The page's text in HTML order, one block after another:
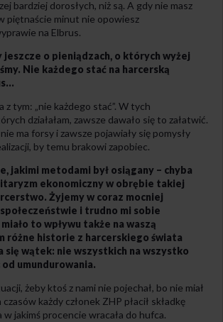
bardziej dorosłych, niż są. A gdy nie masz
piętnaście minut nie opowiesz
na Elbrus.
jeszcze o pieniądzach, o których wyżej
Nie każdego stać na harcerską
z tym: „nie każdego stać”. W tych
działałam, zawsze dawało się to załatwić.
ma forsy i zawsze pojawiały się pomysły
by temu brakowi zapobiec.
jakimi metodami był osiągany – chyba
ekonomiczny w obrębie takiej
Żyjemy w coraz mocniej
i trudno mi sobie
to wpływu także na waszą
różne historie z harcerskiego świata
się wątek: nie wszystkich na wszystko
umundurowania.
żeby ktoś z nami nie pojechał, bo nie miał
każdy członek ZHP płacił składkę
w jakimś procencie wracała do hufca.